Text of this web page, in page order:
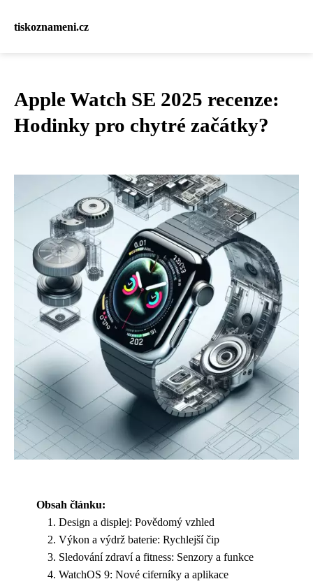
tiskoznameni.cz
Apple Watch SE 2025 recenze:
Hodinky pro chytré začátky?
Obsah článku:
Design a displej: Povědomý vzhled
Výkon a výdrž baterie: Rychlejší čip
Sledování zdraví a fitness: Senzory a funkce
WatchOS 9: Nové ciferníky a aplikace